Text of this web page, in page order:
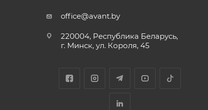
office@avant.by
220004, Республика Беларусь,
г. Минск, ул. Короля, 45